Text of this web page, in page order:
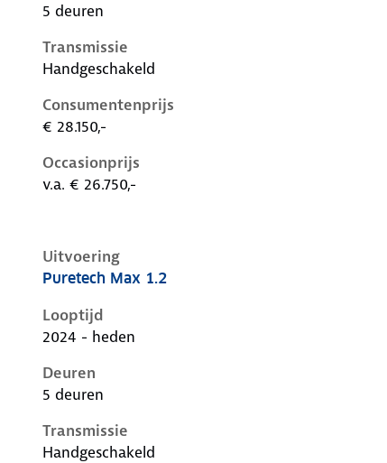
5 deuren
Transmissie
Handgeschakeld
Consumentenprijs
€ 28.150,-
Occasionprijs
v.a. € 26.750,-
Uitvoering
Citroen C3 iv, 1.2, 74 kW, Benzine, 5 deuren
Puretech Max 1.2
Looptijd
2024 - heden
Deuren
5 deuren
Transmissie
Handgeschakeld